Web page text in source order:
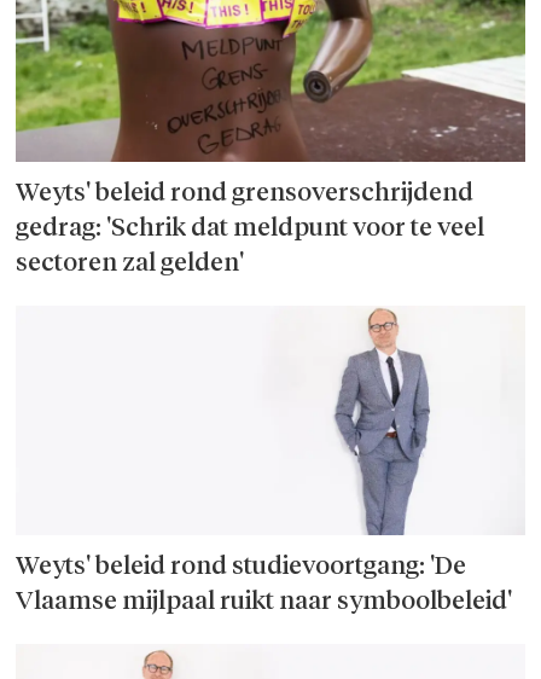
Weyts' beleid rond grensoverschrijdend
gedrag: 'Schrik dat meldpunt voor te veel
sectoren zal gelden'
Weyts' beleid rond studievoortgang: 'De
Vlaamse mijlpaal ruikt naar symboolbeleid'